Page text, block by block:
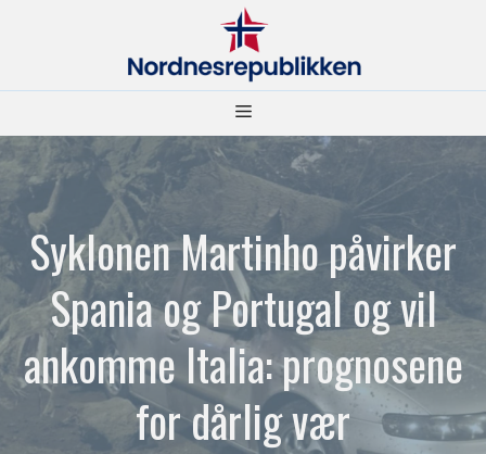
Meny
Syklonen Martinho påvirker
Spania og Portugal og vil
ankomme Italia: prognosene
for dårlig vær